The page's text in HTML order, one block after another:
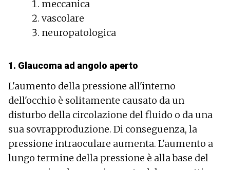
meccanica
vascolare
neuropatologica
1. Glaucoma ad angolo aperto
L'aumento della pressione all'interno
dell'occhio è solitamente causato da un
disturbo della circolazione del fluido o da una
sua sovrapproduzione. Di conseguenza, la
pressione intraoculare aumenta. L'aumento a
lungo termine della pressione è alla base del